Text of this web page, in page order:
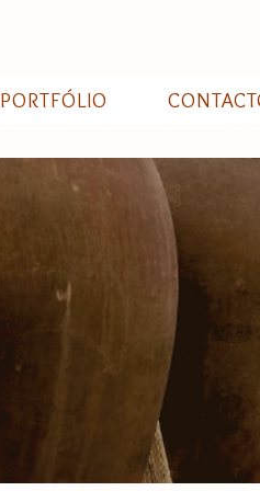
PORTFÓLIO